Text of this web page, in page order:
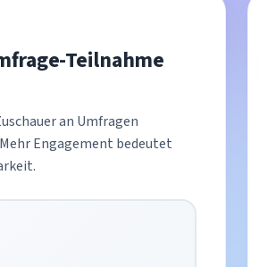
Teilnahme
an Umfragen
Engagement bedeutet